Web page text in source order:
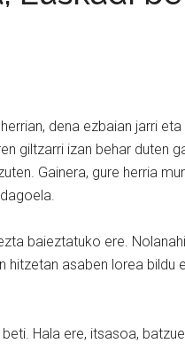
dena ezbaian jarri
giltzarri izan behar duten
Gainera, gure herria
baieztatuko ere.
asaben lorea bildu
Hala ere, itsasoa,